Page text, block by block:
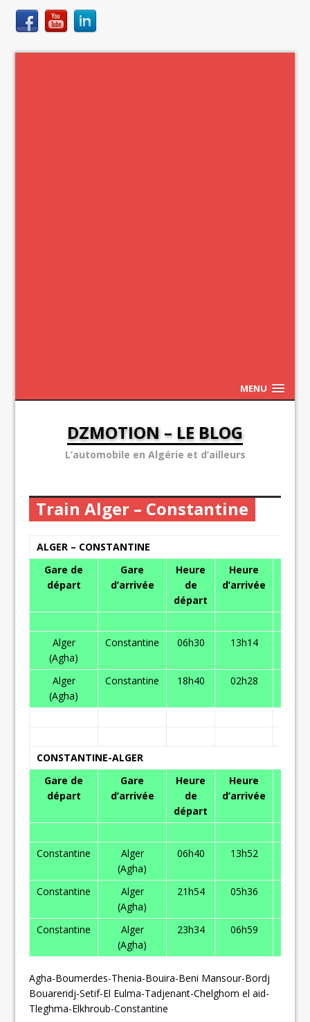
MENU
DZMOTION – LE BLOG
L’automobile en Algérie et d’ailleurs
Train Alger – Constantine
ALGER – CONSTANTINE
Gare de
départ
Gare
d’arrivée
Heure
de
départ
Heure
d’arrivée
Alger
(Agha)
Constantine 06h30 13h14
Alger
(Agha)
Constantine 18h40 02h28
CONSTANTINE-ALGER
Gare de
départ
Gare
d’arrivée
Heure
de
départ
Heure
d’arrivée
Constantine
Alger
(Agha)
06h40 13h52
Constantine
Alger
(Agha)
21h54 05h36
Constantine
Alger
(Agha)
23h34 06h59
Agha-Boumerdes-Thenia-Bouira-Beni Mansour-Bordj
Bouareridj-Setif-El Eulma-Tadjenant-Chelghom el aid-
Tleghma-Elkhroub-Constantine